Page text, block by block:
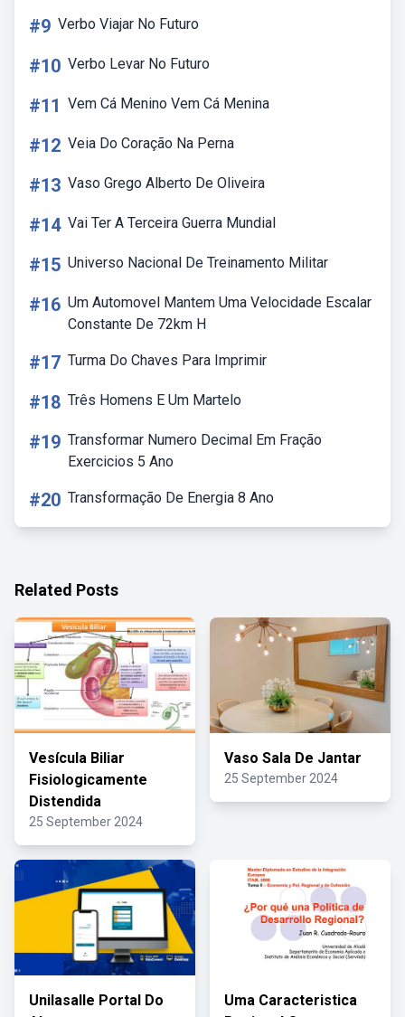
#9 Verbo Viajar No Futuro
#10 Verbo Levar No Futuro
#11 Vem Cá Menino Vem Cá Menina
#12 Veia Do Coração Na Perna
#13 Vaso Grego Alberto De Oliveira
#14 Vai Ter A Terceira Guerra Mundial
#15 Universo Nacional De Treinamento Militar
#16 Um Automovel Mantem Uma Velocidade Escalar
Constante De 72km H
#17 Turma Do Chaves Para Imprimir
#18 Três Homens E Um Martelo
#19 Transformar Numero Decimal Em Fração
Exercicios 5 Ano
#20 Transformação De Energia 8 Ano
Related Posts
Vesícula Biliar
Fisiologicamente
Distendida
25 September 2024
Vaso Sala De Jantar
25 September 2024
Unilasalle Portal Do
Uma Caracteristica